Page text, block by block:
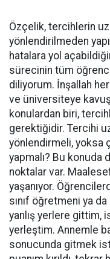
Özçelik, tercihlerin
yönlendirilmeden
hatalara yol
sürecinin tüm
diliyorum. İnşallah
ve üniversiteye
konulardan biri,
gerektiğidir. Tercihi
yönlendirmeli, yoksa
yapmalı? Bu
noktalar var.
yaşanıyor.
sınıf öğretmeni ya
yanlış yerlere gittim,
yerleştim. Annemle
sonucunda gitmek